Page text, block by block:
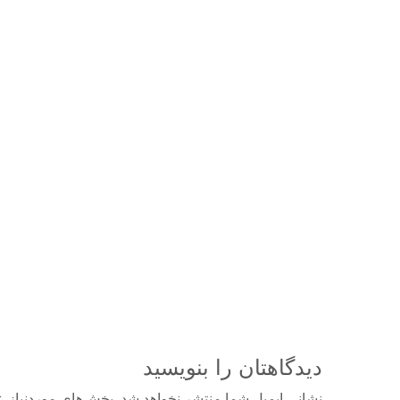
دیدگاهتان را بنویسید